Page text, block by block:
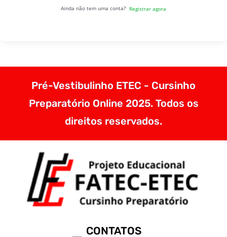
Ainda não tem uma conta? Registrar agora
Pré-Vestibulinho ETEC - Cursinho
Preparatório Online 2025. Todos os
direitos reservados.
CONTATOS